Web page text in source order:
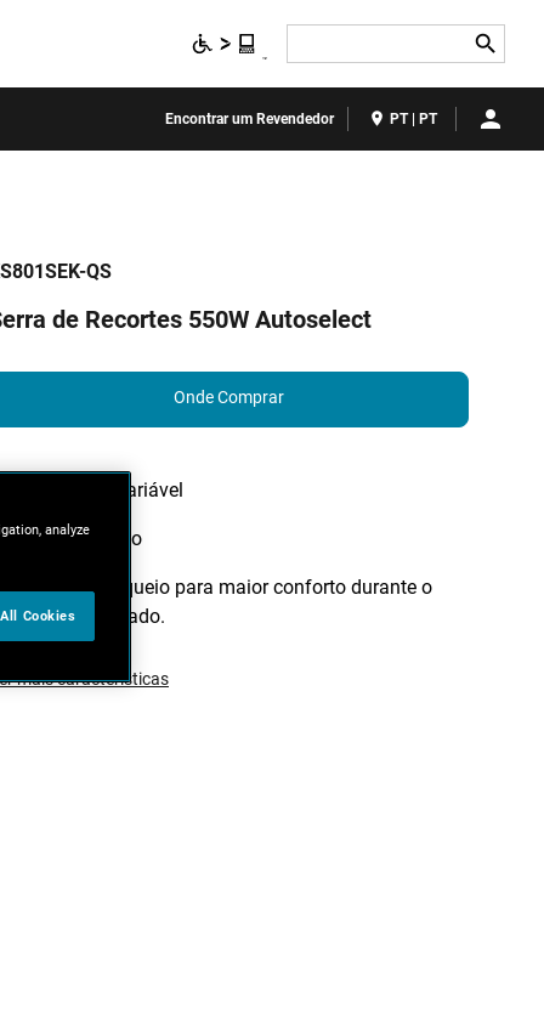
Encontrar um Revendedor PT | PT
QS
de Recortes 550W Autoselect
Onde Comprar
Velovidade Variável
Baixa vibração
Botão de bloqueio para maior conforto durante o
corte prolongado.
mais características
analyze
Cookies